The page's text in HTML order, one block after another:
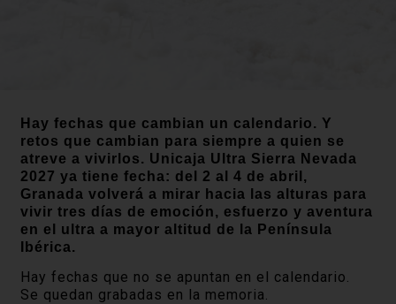
Hay fechas que cambian un calendario. Y
retos que cambian para siempre a quien se
atreve a vivirlos. Unicaja Ultra Sierra Nevada
2027 ya tiene fecha: del 2 al 4 de abril,
Granada volverá a mirar hacia las alturas para
vivir tres días de emoción, esfuerzo y aventura
en el ultra a mayor altitud de la Península
Ibérica.
Hay fechas que no se apuntan en el calendario.
Se quedan grabadas en la memoria.